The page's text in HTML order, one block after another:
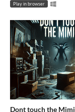
Play in browser
Dont touch the